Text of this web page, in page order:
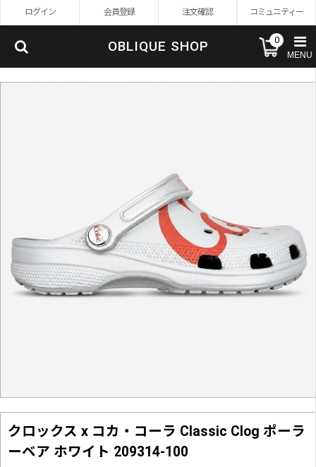
ログイン 会員登録 注文確認 コミュニティー
OBLIQUE SHOP 0
MENU
クロックス x コカ・コーラ Classic Clog ポーラ
ーベア ホワイト 209314-100